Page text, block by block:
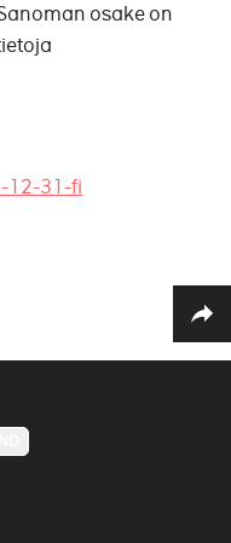
osake on
12-31-fi